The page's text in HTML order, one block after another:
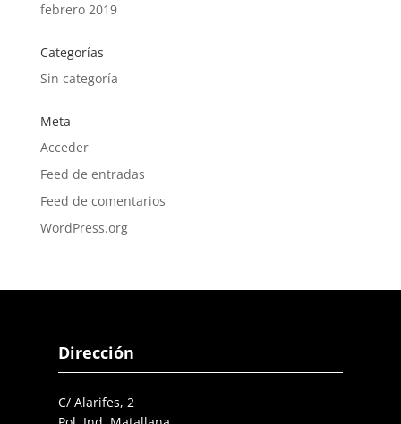
febrero 2019
Categorías
Sin categoría
Meta
Acceder
Feed de entradas
Feed de comentarios
WordPress.org
Dirección
C/ Alarifes, 2